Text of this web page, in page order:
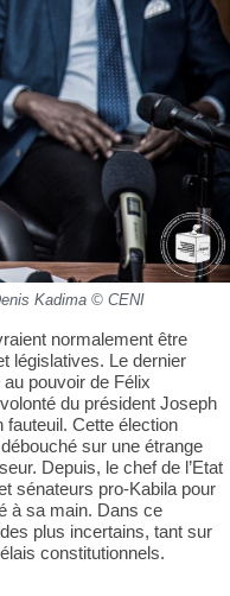
Kadima © CENI
normalement être
législatives. Le dernier
pouvoir de Félix
du président Joseph
fauteuil. Cette élection
sur une étrange
Depuis, le chef de l’Etat
sénateurs pro-Kabila pour
à sa main. Dans ce
plus incertains, tant sur
constitutionnels.